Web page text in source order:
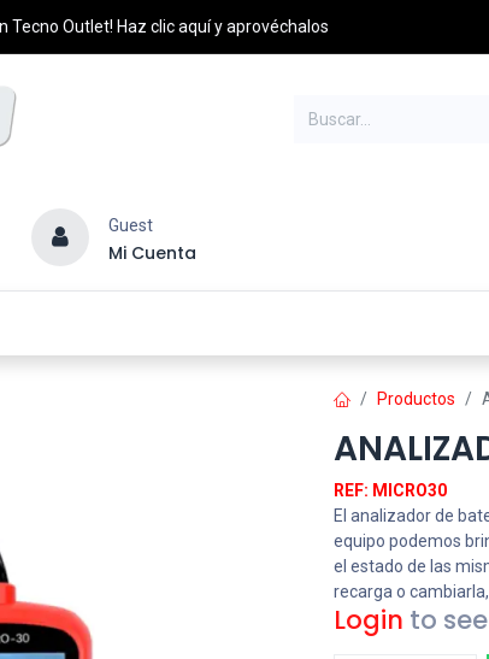
Tecno Outlet! Haz clic aquí y aprovéchalos
Guest
Mi Cuenta
Productos
REF: MICRO30
El analizador de
equipo podemos
el estado de las
recarga o
Login to